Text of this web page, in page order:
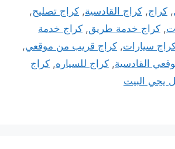
, كراج, كراج القادسية, كراج تصليح,
, كراج خدمة طريق, كراج خدمة
سيارات, كراج قريب من موقعي,
القادسية, كراج للسياره, كراج
يجي البيت